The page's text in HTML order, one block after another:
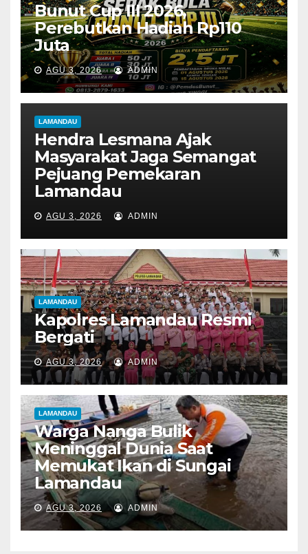
Bunut Cup III 2026,
Perebutkan Hadiah Rp110
Juta
AGU 3, 2026 ADMIN
LAMANDAU
Hendra Lesmana Ajak
Masyarakat Jaga Semangat
Pejuang Pemekaran
Lamandau
AGU 3, 2026 ADMIN
LAMANDAU
Kapolres Lamandau Resmi
Bergati
AGU 3, 2026 ADMIN
LAMANDAU
Warga Nanga Bulik
Meninggal Dunia Saat
Memukat Ikan di Sungai
Lamandau
AGU 3, 2026 ADMIN